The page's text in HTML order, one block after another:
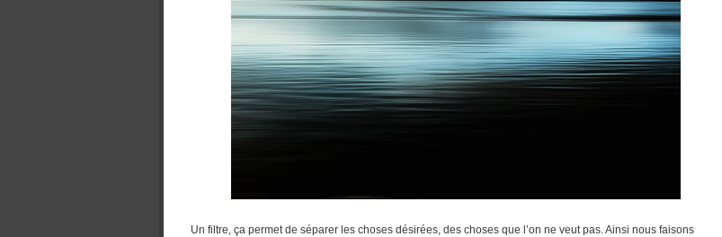
Un filtre, ça permet de séparer les choses désirées, des choses que l’on ne veut pas. Ainsi nous faisons